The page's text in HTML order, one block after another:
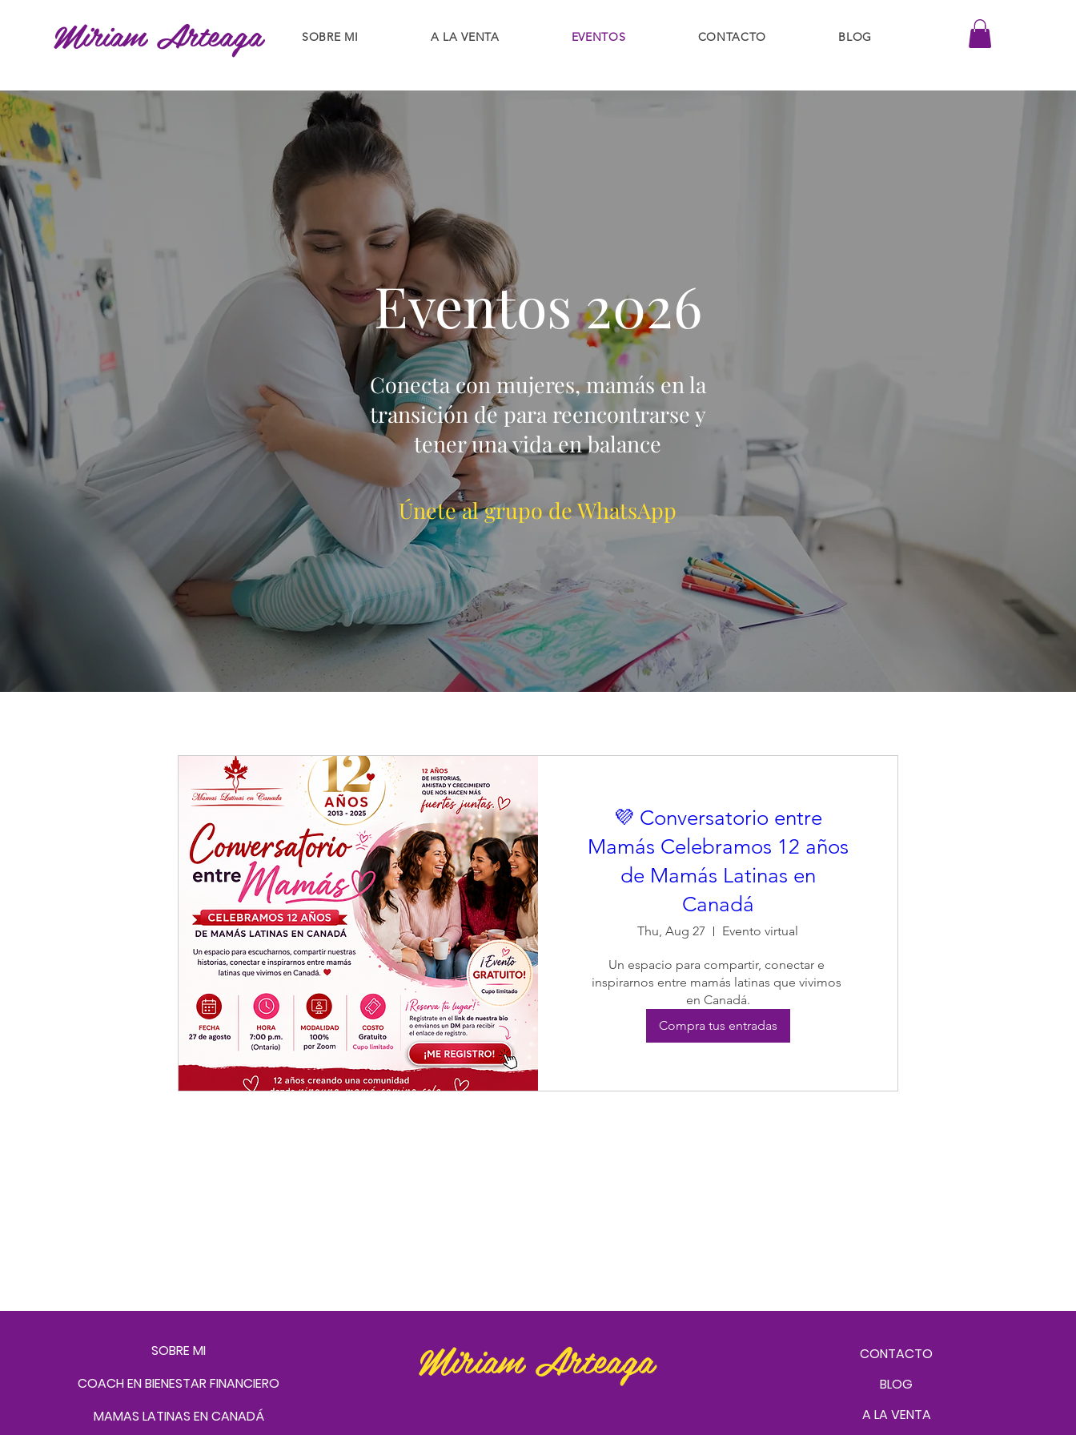
Miriam Arteaga SOBRE MI A LA VENTA EVENTOS CONTACTO BLOG
Eventos 2026
Conecta con mujeres, mamás en la
transición de para reencontrarse y
tener una vida en balance
Únete al grupo de WhatsApp
💜 Conversatorio entre
Mamás Celebramos 12 años
de Mamás Latinas en
Canadá
Thu, Aug 27 Evento virtual
Un espacio para compartir, conectar e
inspirarnos entre mamás latinas que vivimos
en Canadá.
Compra tus entradas
SOBRE MI
COACH EN BIENESTAR FINANCIERO
MAMAS LATINAS EN CANADÁ
Miriam Arteaga
CONTACTO
BLOG
A LA VENTA